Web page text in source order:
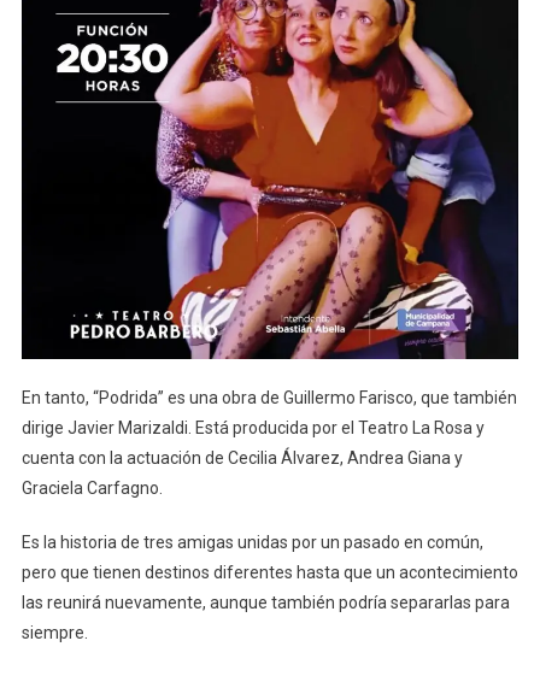
En tanto, “Podrida” es una obra de Guillermo Farisco, que también
dirige Javier Marizaldi. Está producida por el Teatro La Rosa y
cuenta con la actuación de Cecilia Álvarez, Andrea Giana y
Graciela Carfagno.
Es la historia de tres amigas unidas por un pasado en común,
pero que tienen destinos diferentes hasta que un acontecimiento
las reunirá nuevamente, aunque también podría separarlas para
siempre.